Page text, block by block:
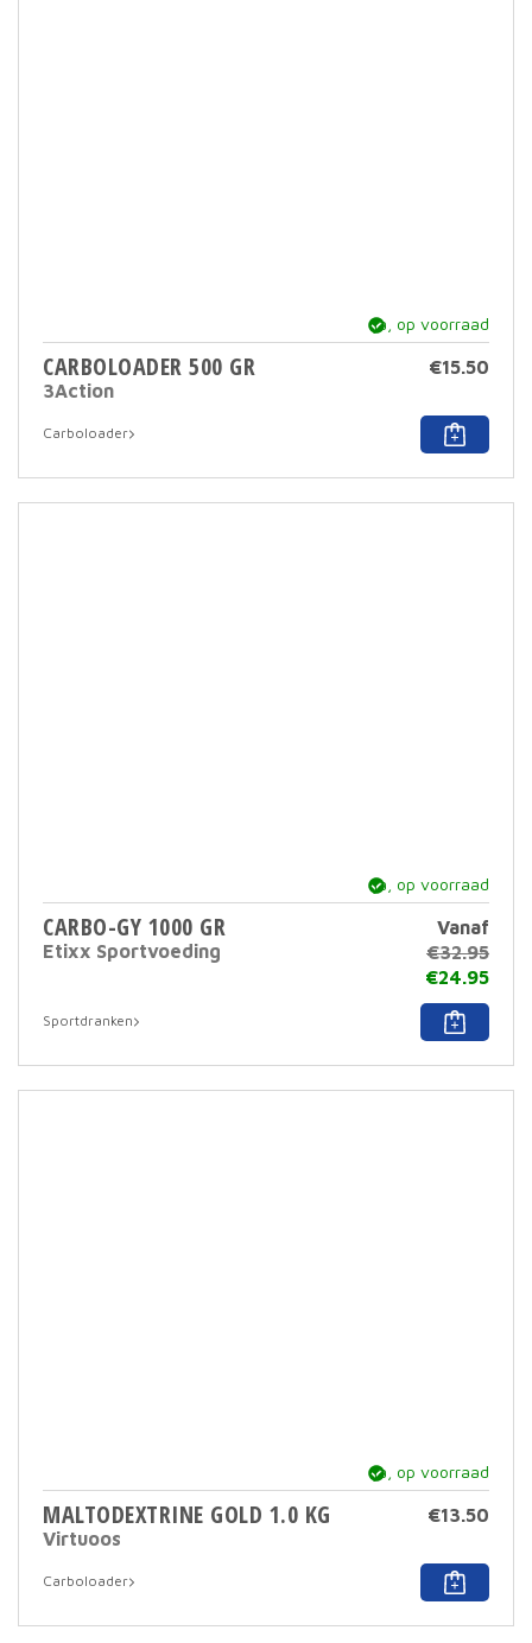
ja, op voorraad
CARBOLOADER 500 GR
3Action
€15.50
Carboloader
ja, op voorraad
CARBO-GY 1000 GR
Etixx Sportvoeding
Vanaf
€32.95
€24.95
Sportdranken
Dit
ja, op voorraad
MALTODEXTRINE GOLD 1.0 KG
Virtuoos
€13.50
Carboloader